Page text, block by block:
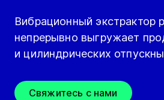
Вибрационный экстрактор
непрерывно выгружает
и цилиндрических
Свяжитесь с нами